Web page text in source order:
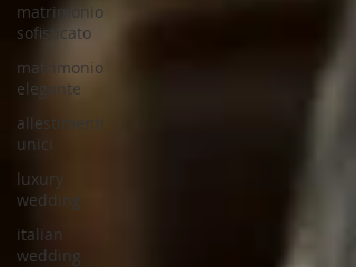
matrimonio
sofisticato
matrimonio
elegante
allestimenti
unici
luxury
wedding
italian
wedding